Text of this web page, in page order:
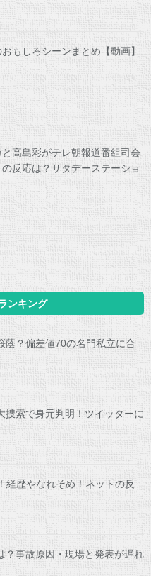
もしろシーンまとめ【動画】
高島彩がテレ朝報道番組司会
反応は？サタデーステーショ
ンキング
蔭？偏差値70の名門私立に合
捜索で身元判明！ツイッターに
経歴やなれそめ！ネットの反
？事故原因・現場と発表が遅れ